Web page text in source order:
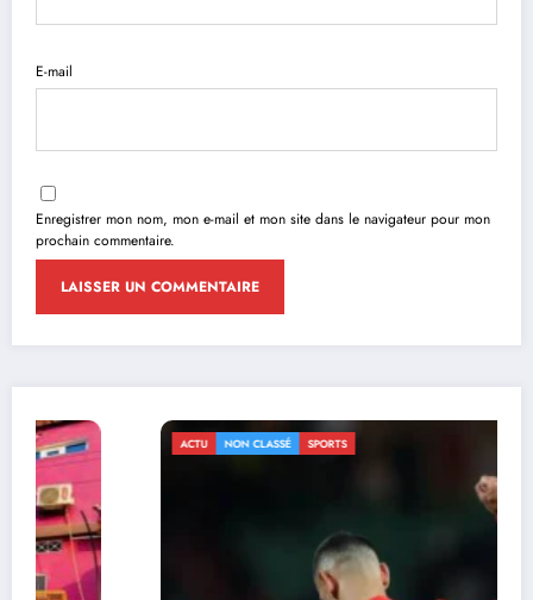
E-mail
Enregistrer mon nom, mon e-mail et mon site dans le navigateur pour mon
prochain commentaire.
ACTU SPORTS